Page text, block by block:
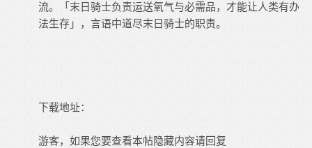
流。「末日骑士负责运送氧气与必需品，才能让人类有办
法生存」，言语中道尽末日骑士的职责。
下载地址：
游客，如果您要查看本帖隐藏内容请回复